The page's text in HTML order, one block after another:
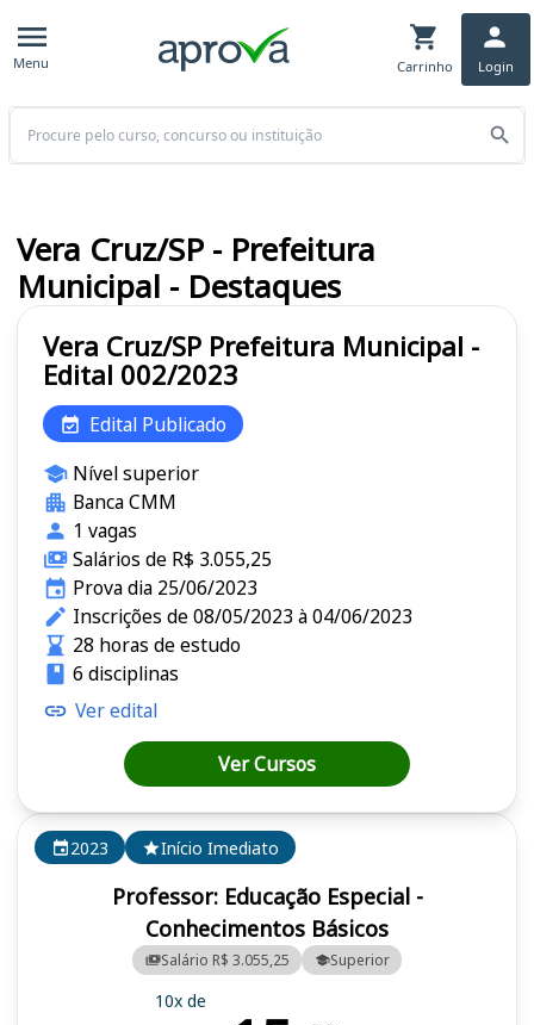
Menu Carrinho Login
Buscar
2023 Início Imediato
Professor: Educação Especial -
Conhecimentos Básicos
Salário R$ 3.055,25 Superior
10x de
Vera Cruz/SP Prefeitura Municipal -
Edital 002/2023
Edital Publicado
Nível superior
Banca CMM
1 vagas
Salários de R$ 3.055,25
Prova dia 25/06/2023
Inscrições de 08/05/2023 à 04/06/2023
28 horas de estudo
6 disciplinas
Ver edital
Ver Cursos
Vera Cruz/SP - Prefeitura
Municipal - Destaques